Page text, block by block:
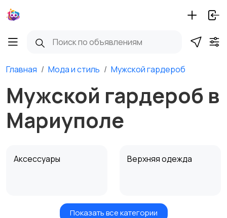
Главная Мода и стиль Мужской гардероб
Мужской гардероб в
Мариуполе
Аксессуары Верхняя одежда
Показать все категории